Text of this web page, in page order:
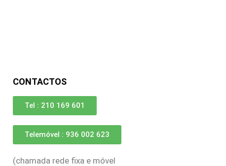
CONTACTOS
Tel : 210 169 601
Telemóvel : 936 002 623
(chamada rede fixa e móvel